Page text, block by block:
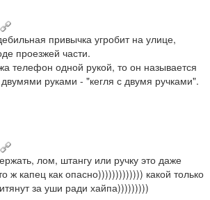
привычка угробит на улице,
проезжей части.
телефон одной рукой, то он называется
руками - "кегля с двумя ручками".
лом, штангу или ручку это даже
ж капец как опасно))))))))))))) какой только
за уши ради хайпа)))))))))